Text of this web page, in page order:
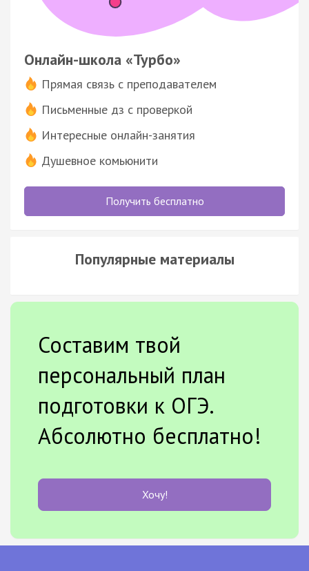
Онлайн-школа «Турбо»
Прямая связь с преподавателем
Письменные дз с проверкой
Интересные онлайн-занятия
Душевное комьюнити
Получить бесплатно
Популярные материалы
Составим твой
персональный план
подготовки к ОГЭ.
Абсолютно бесплатно!
Хочу!